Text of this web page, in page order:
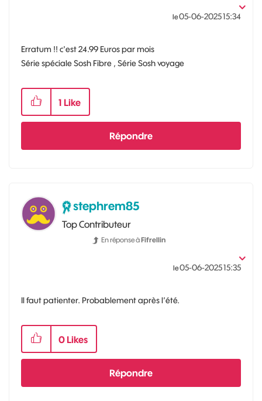
le‎05-06-202515:34
Erratum !! c'est 24.99 Euros par mois
Série spéciale Sosh Fibre , Série Sosh voyage
1 Like
Répondre
stephrem85
Top Contributeur
En réponse àFifrellin
le‎05-06-202515:35
Il faut patienter. Probablement après l’été.
0 Likes
Répondre